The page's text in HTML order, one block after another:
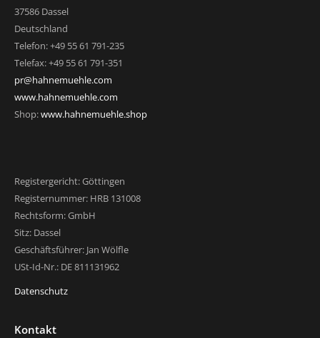
37586 Dassel
Deutschland
Telefon: +49 55 61 791-235
Telefax: +49 55 61 791-351
pr@hahnemuehle.com
www.hahnemuehle.com
Shop:www.hahnemuehle.shop
Registergericht: Göttingen
Registernummer: HRB 131008
Rechtsform: GmbH
Sitz: Dassel
Geschäftsführer: Jan Wölfle
USt-Id-Nr.: DE 811131962
Datenschutz
Kontakt